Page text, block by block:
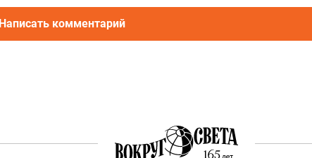
Написать комментарий